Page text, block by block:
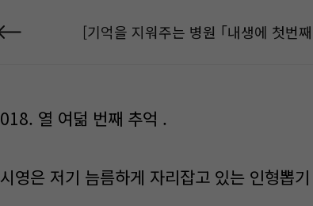
[기억을 지워주는 병원 ｢내생에 첫번
018. 열 여덞 번째 추억 .
시영은 저기 늠름하게 자리잡고 있는 인형뽑